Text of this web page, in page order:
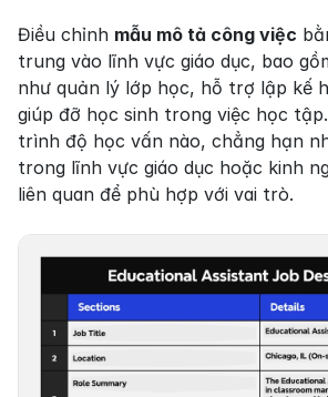
Điều chỉnh mẫu mô tả công việc
trung vào lĩnh vực giáo dục, bao
như quản lý lớp học, hỗ trợ lập kế
giúp đỡ học sinh trong việc học
trình độ học vấn nào, chẳng hạn
trong lĩnh vực giáo dục hoặc kinh
liên quan để phù hợp với vai trò.